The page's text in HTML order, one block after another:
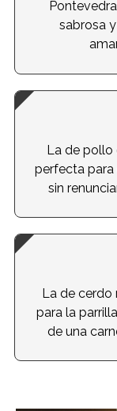
sabrosa
La de pollo
perfecta para
sin
La de cerdo
para la
de una